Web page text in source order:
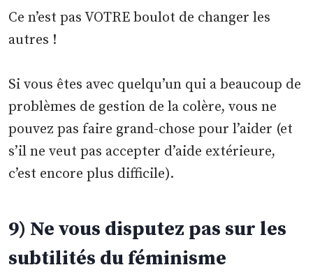
Ce n’est pas VOTRE boulot de changer les
autres !
Si vous êtes avec quelqu’un qui a beaucoup de
problèmes de gestion de la colère, vous ne
pouvez pas faire grand-chose pour l’aider (et
s’il ne veut pas accepter d’aide extérieure,
c’est encore plus difficile).
9) Ne vous disputez pas sur les
subtilités du féminisme